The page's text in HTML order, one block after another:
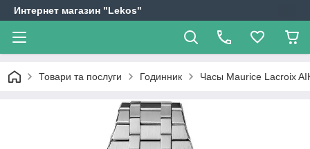
Интернет магазин "Lekos"
Товари та послуги Годинник Часы Maurice Lacroix